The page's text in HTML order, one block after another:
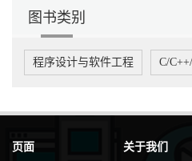
图书类别
程序设计与软件工程 C/
页面 关于我们